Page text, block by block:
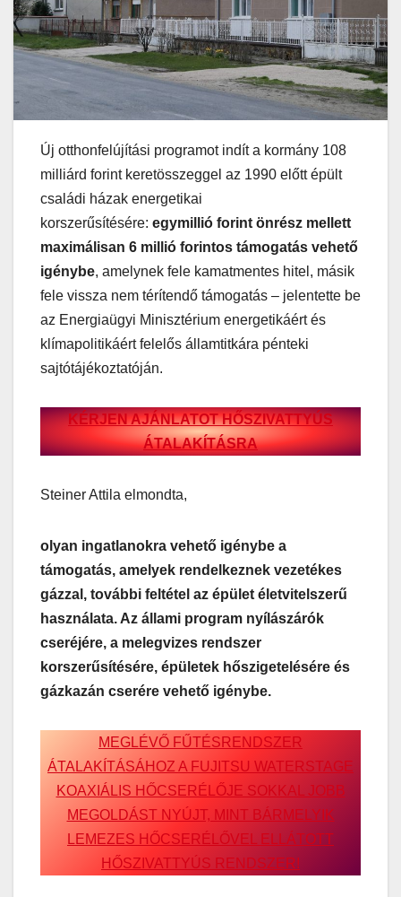
Új otthonfelújítási programot indít a kormány 108
milliárd forint keretösszeggel az 1990 előtt épült
családi házak energetikai
korszerűsítésére: egymillió forint önrész mellett
maximálisan 6 millió forintos támogatás vehető
igénybe, amelynek fele kamatmentes hitel, másik
fele vissza nem térítendő támogatás – jelentette be
az Energiaügyi Minisztérium energetikáért és
klímapolitikáért felelős államtitkára pénteki
sajtótájékoztatóján.
KÉRJEN AJÁNLATOT HŐSZIVATTYÚS
ÁTALAKÍTÁSRA
Steiner Attila elmondta,
olyan ingatlanokra vehető igénybe a
támogatás, amelyek rendelkeznek vezetékes
gázzal, további feltétel az épület életvitelszerű
használata. Az állami program nyílászárók
cseréjére, a melegvizes rendszer
korszerűsítésére, épületek hőszigetelésére és
gázkazán cserére vehető igénybe.
MEGLÉVŐ FŰTÉSRENDSZER
ÁTALAKÍTÁSÁHOZ A FUJITSU WATERSTAGE
KOAXIÁLIS HŐCSERÉLŐJE SOKKAL JOBB
MEGOLDÁST NYÚJT, MINT BÁRMELYIK
LEMEZES HŐCSERÉLŐVEL ELLÁTOTT
HŐSZIVATTYÚS RENDSZER!